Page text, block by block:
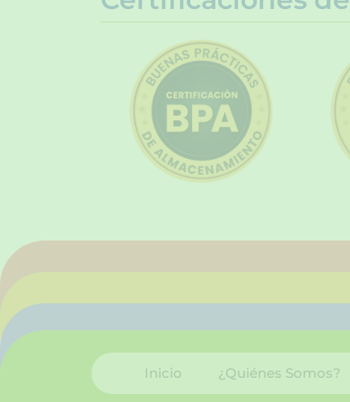
Inicio ¿Quiénes Somos?